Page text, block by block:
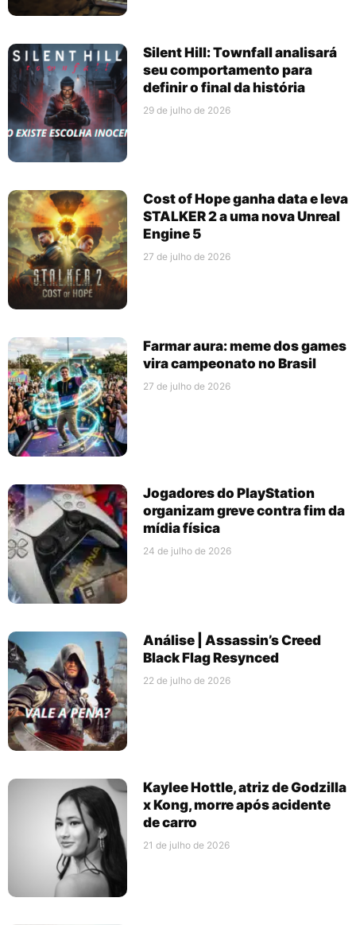
Silent Hill: Townfall analisará
seu comportamento para
definir o final da história
29 de julho de 2026
Cost of Hope ganha data e leva
STALKER 2 a uma nova Unreal
Engine 5
27 de julho de 2026
Farmar aura: meme dos games
vira campeonato no Brasil
27 de julho de 2026
Jogadores do PlayStation
organizam greve contra fim da
mídia física
24 de julho de 2026
Análise | Assassin’s Creed
Black Flag Resynced
22 de julho de 2026
Kaylee Hottle, atriz de Godzilla
x Kong, morre após acidente
de carro
21 de julho de 2026